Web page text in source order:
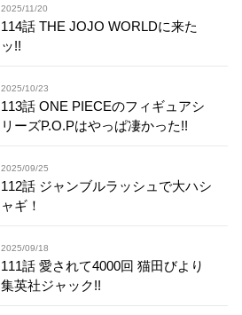
2025/11/20
114話 THE JOJO WORLDに来た
ッ!!
2025/10/23
113話 ONE PIECEのフィギュアシ
リーズP.O.Pはやっぱ凄かった!!
2025/09/25
112話 ジャンブルラッシュで大ハシ
ャギ！
2025/09/18
111話 愛されて4000回 猫田びより
集英社ジャック!!